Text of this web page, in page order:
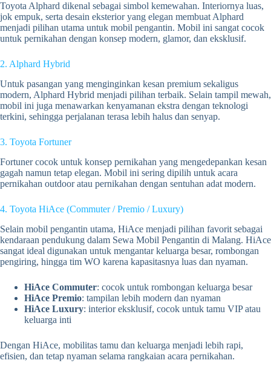
Toyota Alphard dikenal sebagai simbol kemewahan. Interiornya luas,
jok empuk, serta desain eksterior yang elegan membuat Alphard
menjadi pilihan utama untuk mobil pengantin. Mobil ini sangat cocok
untuk pernikahan dengan konsep modern, glamor, dan eksklusif.
2. Alphard Hybrid
Untuk pasangan yang menginginkan kesan premium sekaligus
modern, Alphard Hybrid menjadi pilihan terbaik. Selain tampil mewah,
mobil ini juga menawarkan kenyamanan ekstra dengan teknologi
terkini, sehingga perjalanan terasa lebih halus dan senyap.
3. Toyota Fortuner
Fortuner cocok untuk konsep pernikahan yang mengedepankan kesan
gagah namun tetap elegan. Mobil ini sering dipilih untuk acara
pernikahan outdoor atau pernikahan dengan sentuhan adat modern.
4. Toyota HiAce (Commuter / Premio / Luxury)
Selain mobil pengantin utama, HiAce menjadi pilihan favorit sebagai
kendaraan pendukung dalam Sewa Mobil Pengantin di Malang. HiAce
sangat ideal digunakan untuk mengantar keluarga besar, rombongan
pengiring, hingga tim WO karena kapasitasnya luas dan nyaman.
HiAce Commuter: cocok untuk rombongan keluarga besar
HiAce Premio: tampilan lebih modern dan nyaman
HiAce Luxury: interior eksklusif, cocok untuk tamu VIP atau
keluarga inti
Dengan HiAce, mobilitas tamu dan keluarga menjadi lebih rapi,
efisien, dan tetap nyaman selama rangkaian acara pernikahan.